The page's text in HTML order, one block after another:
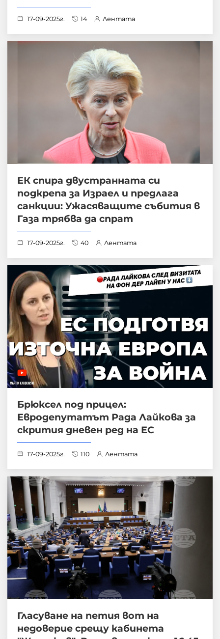
17-09-2025г. 14 Лентата
ЕК спира двустранната си
подкрепа за Израел и предлага
санкции: Ужасяващите събития в
Газа трябва да спрат
17-09-2025г. 40 Лентата
Брюксел под прицел:
Евродепутатът Рада Лайкова за
скрития дневен ред на ЕС
17-09-2025г. 110 Лентата
Гласуване на петия вот на
недоверие срещу кабинета